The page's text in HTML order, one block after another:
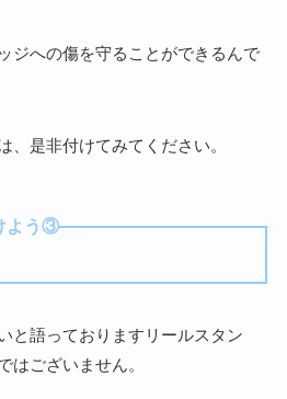
ジへの傷を守ることができるんで
、是非付けてみてください。
よう③
と語っておりますリールスタン
はございません。